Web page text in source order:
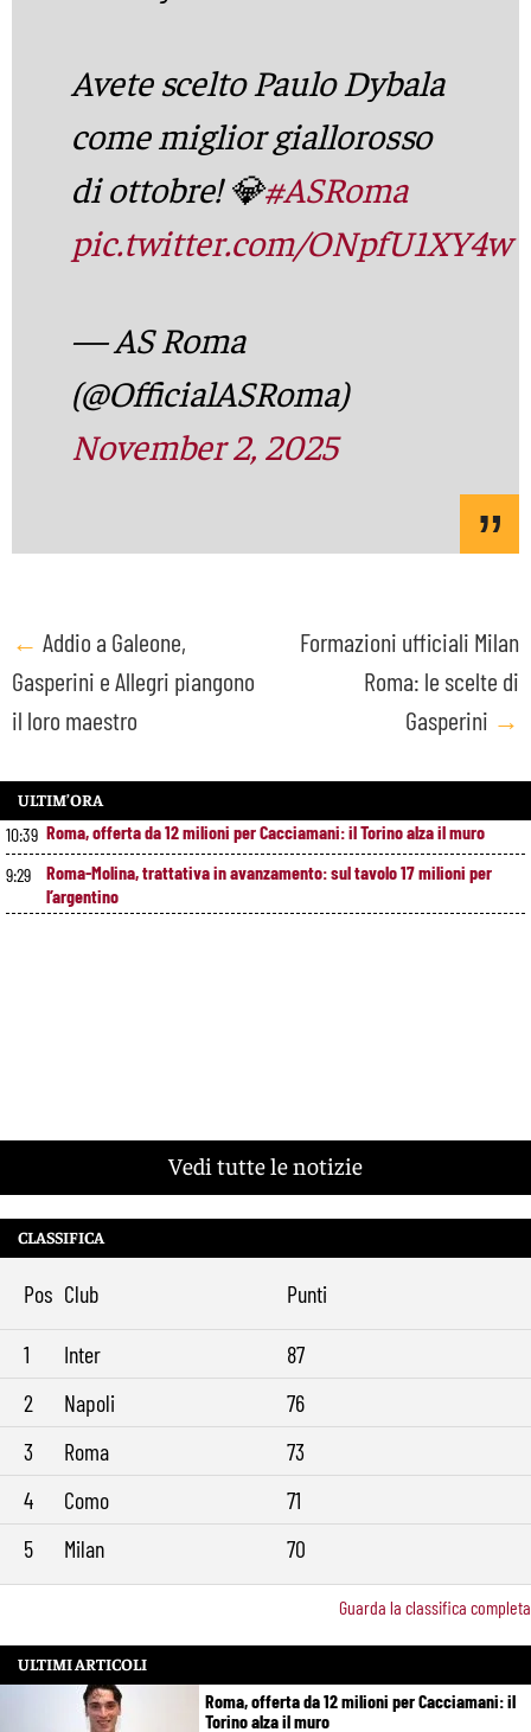
Avete scelto Paulo Dybala
come miglior giallorosso
di ottobre! 💎#ASRoma
pic.twitter.com/ONpfU1XY4w
— AS Roma
(@OfficialASRoma)
November 2, 2025
Post
navigation
← Addio a Galeone,
Gasperini e Allegri piangono
il loro maestro
Formazioni ufficiali Milan
Roma: le scelte di
Gasperini →
ULTIM’ORA
10:39 Roma, offerta da 12 milioni per Cacciamani: il Torino alza il muro
9:29
Roma-Molina, trattativa in avanzamento: sul tavolo 17 milioni per
l’argentino
Vedi tutte le notizie
CLASSIFICA
Pos Club Punti
1 Inter
87
2
Napoli
76
3
Roma
73
4
Como
71
5
Milan 70
Guarda la classifica completa
ULTIMI ARTICOLI
Roma, offerta da 12 milioni per Cacciamani: il
Torino alza il muro